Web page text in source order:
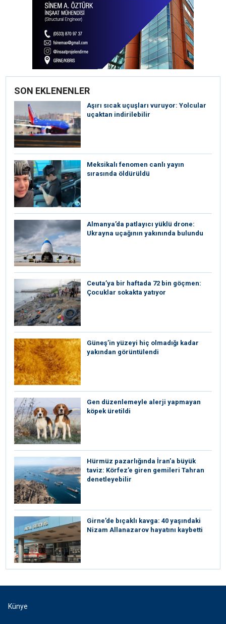
SON EKLENENLER
Aşırı sıcak uçuşları vuruyor: Yolcular
uçaktan indirilebilir
Meksikalı fenomen canlı yayın
sırasında öldürüldü
Almanya’da patlayıcı yüklü drone:
Ukrayna uçağının yakınında bulundu
Ceuta’ya bir haftada 72 bin göçmen:
Çocuklar sokakta yatıyor
Güneş’in yüzeyi hiç olmadığı kadar
yakından görüntülendi
Gen düzenlemeyle alerji yapmayan
köpek üretildi
Hürmüz pazarlığında İran’a büyük
taviz: Körfez’e giren gemileri Tahran
denetleyebilir
Girne’de bıçaklı kavga: 40 yaşındaki
Nizam Allanazarov hayatını kaybetti
Künye